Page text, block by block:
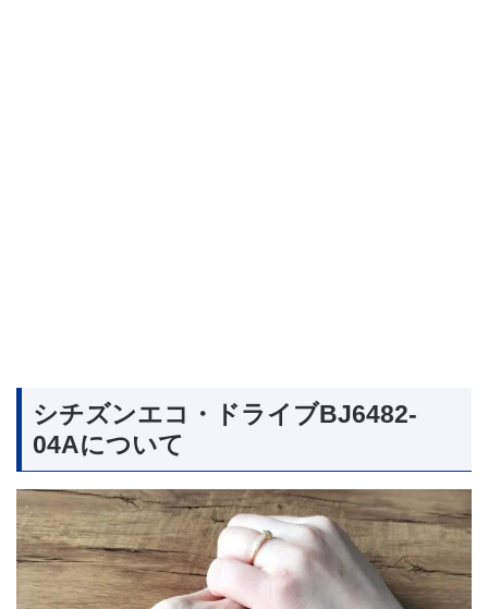
シチズンエコ・ドライブBJ6482-
04Aについて